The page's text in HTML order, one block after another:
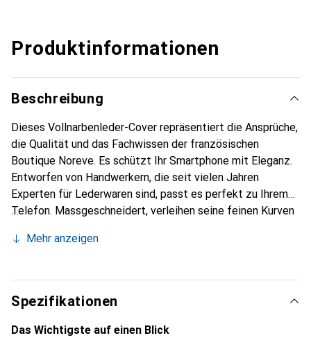
Produktinformationen
Beschreibung
Dieses Vollnarbenleder-Cover repräsentiert die Ansprüche,
die Qualität und das Fachwissen der französischen
Boutique Noreve. Es schützt Ihr Smartphone mit Eleganz.
Entworfen von Handwerkern, die seit vielen Jahren
Experten für Lederwaren sind, passt es perfekt zu Ihrem
Telefon. Massgeschneidert, verleihen seine feinen Kurven
unverzichtbaren Accessoire für Ihr Smartphone.
die Marke Noreve eine sichere Wahl für eine
anspruchsvolle Kundschaft.
Mehr anzeigen
Spezifikationen
Das Wichtigste auf einen Blick